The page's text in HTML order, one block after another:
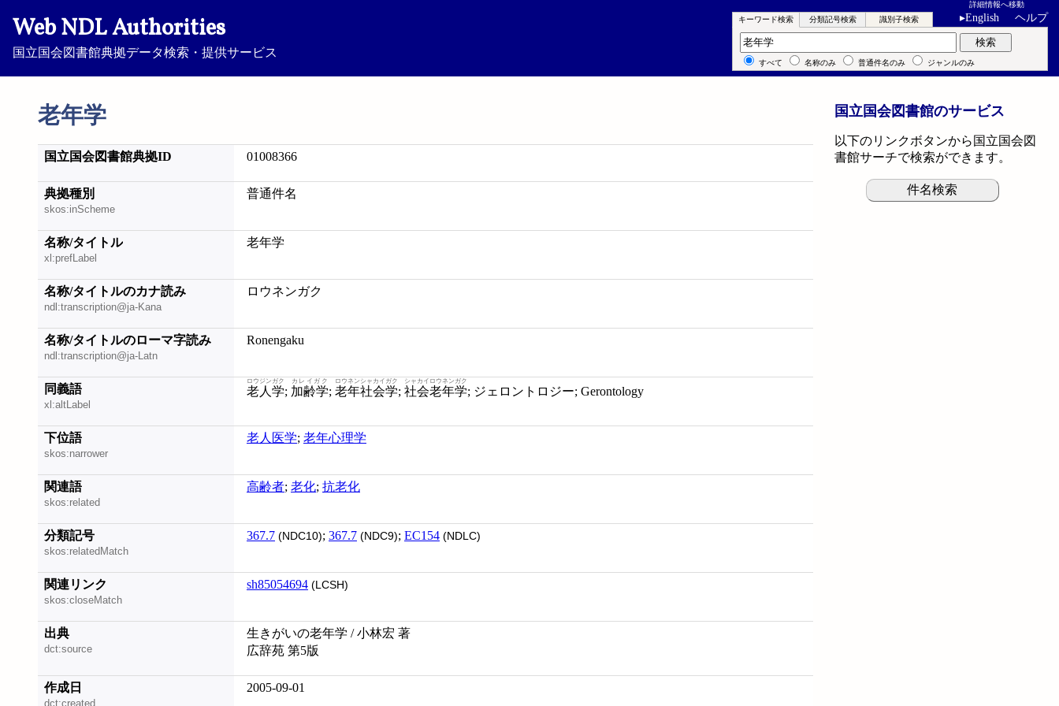
Web NDL Authorities
国立国会図書館典拠データ検索・提供サービス
詳細情報へ移動
▸English ヘルプ
老年学
キーワード検索 分類記号検索 識別子検索
キーワード検索 検索
すべて 名称のみ 普通件名のみ ジャンルのみ
国立国会図書館典拠ID 01008366
典拠種別
skos:inScheme
普通件名
名称/タイトル
xl:prefLabel
老年学
名称/タイトルのカナ読み
ndl:transcription@ja-Kana
ロウネンガク
名称/タイトルのローマ字読み
ndl:transcription@ja-Latn
Ronengaku
同義語
xl:altLabel
老人学
ロウジンガク
; 加齢学
カレイガク
; 老年社会学
ロウネンシャカイガク
; 社会老年学
シャカイロウネンガク
; ジェロントロジー; Gerontology
下位語
skos:narrower
老人医学; 老年心理学
関連語
skos:related
高齢者; 老化; 抗老化
分類記号
skos:relatedMatch
367.7 (NDC10); 367.7 (NDC9); EC154 (NDLC)
関連リンク
skos:closeMatch
sh85054694 (LCSH)
出典
dct:source
生きがいの老年学 / 小林宏 著
広辞苑 第5版
作成日
dct:created
2005-09-01
国立国会図書館のサービス
以下のリンクボタンから国立国会図
書館サーチで検索ができます。
件名検索